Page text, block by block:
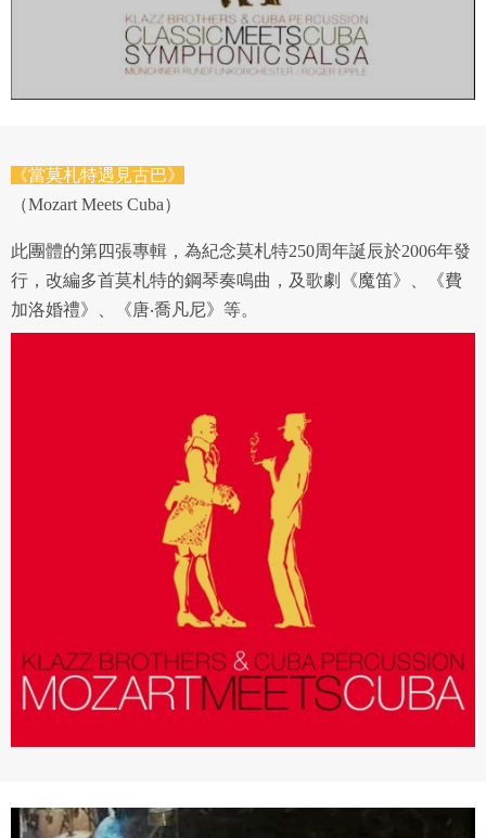
《當莫札特遇見古巴》
（Mozart Meets Cuba）
此團體的第四張專輯，為紀念莫札特250周年誕辰於2006年發
行，改編多首莫札特的鋼琴奏鳴曲，及歌劇《魔笛》、《費
加洛婚禮》、《唐‧喬凡尼》等。